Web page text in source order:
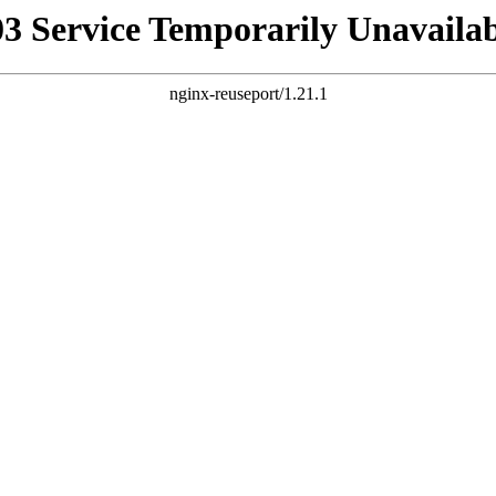
Service Temporarily
nginx-reuseport/1.21.1